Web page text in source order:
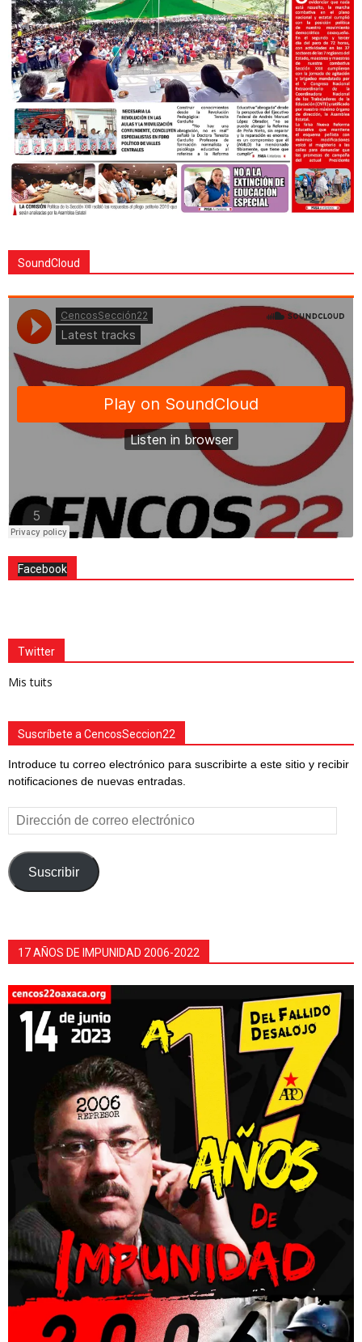
SoundCloud
Facebook
Twitter
Mis tuits
Suscríbete a CencosSeccion22
Introduce tu correo electrónico para suscribirte a este sitio y recibir
notificaciones de nuevas entradas.
Dirección
de
correo
electrónico
Suscribir
17 AÑOS DE IMPUNIDAD 2006-2022